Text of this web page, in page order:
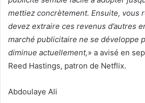
mettiez concrètement. Ensuite, vous
devez extraire ces revenus d’autres
marché publicitaire ne se développe
diminue actuellement,» a avisé en
Reed Hastings, patron de Netflix.
Abdoulaye Ali